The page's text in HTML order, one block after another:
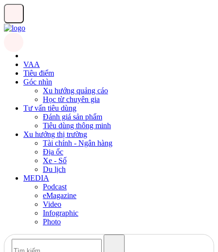
VAA
Tiêu điểm
Góc nhìn
Xu hướng quảng cáo
Học từ chuyên gia
Tư vấn tiêu dùng
Đánh giá sản phẩm
Tiêu dùng thông minh
Xu hướng thị trường
Tài chính - Ngân hàng
Địa ốc
Xe - Số
Du lịch
MEDIA
Podcast
eMagazine
Video
Infographic
Photo